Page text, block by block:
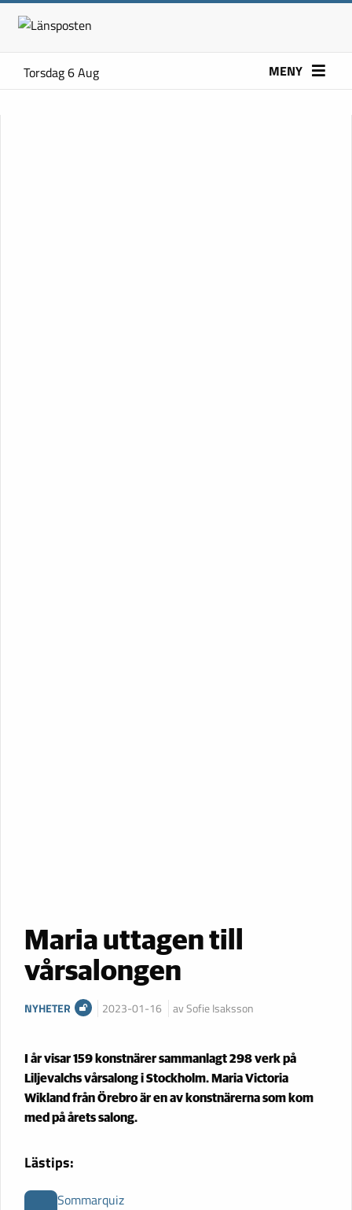
Torsdag 6 Aug MENY
Maria uttagen till
vårsalongen
NYHETER 2023-01-16 av Sofie Isaksson
I år visar 159 konstnärer sammanlagt 298 verk på
Liljevalchs vårsalong i Stockholm. Maria Victoria
Wikland från Örebro är en av konstnärerna som kom
med på årets salong.
Lästips:
Sommarquiz